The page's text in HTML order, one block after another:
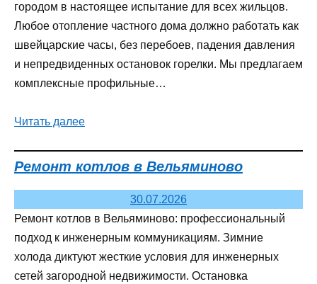
городом в настоящее испытание для всех жильцов.
Любое отопление частного дома должно работать как
швейцарские часы, без перебоев, падения давления
и непредвиденных остановок горелки. Мы предлагаем
комплексные профильные…
Читать далее
Ремонт котлов в Вельяминово
30.07.2026
Ремонт котлов в Вельяминово: профессиональный
подход к инженерным коммуникациям. Зимние
холода диктуют жесткие условия для инженерных
сетей загородной недвижимости. Остановка